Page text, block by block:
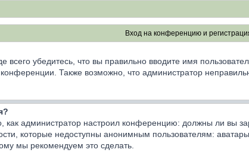
Вход на конференцию и
всего убедитесь, что вы правильно вводите имя
Также возможно, что администратор
как администратор настроил конференцию: должны ли вы
которые недоступны анонимным пользователям:
мы рекомендуем это сделать.